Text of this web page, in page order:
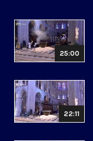
25:00
22:11